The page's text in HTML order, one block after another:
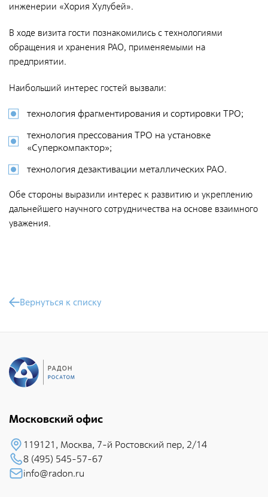
инженерии «Хория Хулубей».
В ходе визита гости познакомились с технологиями
обращения и хранения РАО, применяемыми на
предприятии.
Наибольший интерес гостей вызвали:
технология фрагментирования и сортировки ТРО;
технология прессования ТРО на установке
«Суперкомпактор»;
технология дезактивации металлических РАО.
Обе стороны выразили интерес к развитию и укреплению
дальнейшего научного сотрудничества на основе взаимного
уважения.
Вернуться к списку
Московский офис
119121, Москва, 7-й Pостовский пеp, 2/14
8 (495) 545-57-67
info@radon.ru
Социальная политика
Политика в области качества
Совет молодых работников
Международное сотрудничество
Устойчивое развитие
Поставщикам
Экология
Экологическая политика ФГУП «РАДОН»
Общественные обсуждения
СМИ о нас
Обратная связь
Новости